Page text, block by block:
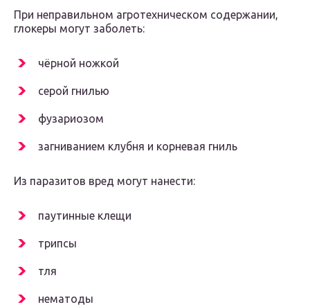
При неправильном агротехническом содержании,
глокеры могут заболеть:
чёрной ножкой
серой гнилью
фузариозом
загниванием клубня и корневая гниль
Из паразитов вред могут нанести:
паутинные клещи
трипсы
тля
нематоды